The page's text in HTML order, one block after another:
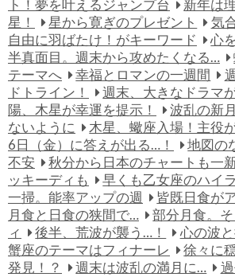
ト！夢を叶えるジャンプ台
新年は
星！
星から寛ぎのプレゼント
気
自由に羽ばたけ！がキーワード
心
半真面目。週末から攻めたくなる…
テーマへ
幸福とロマンの一週間
ドトライン！
週末、大きなドラマ
陽、木星が幸運を提示！
波乱の新
ないように
木星、蠍座入場！主役
6日（金）に答えが出る…！
地図の
不安
秋分から日本のチャートも一
ッキーディも
早くも乙女座のハイ
一掃。能率アップの週
皆既日食が
月食と日食の狭間で…
部分月食。
ィ
後半、荒波が襲う…！
心の波
蟹座のテーマはフィナーレ
徐々に
発見！？
週末は波乱の満月に…